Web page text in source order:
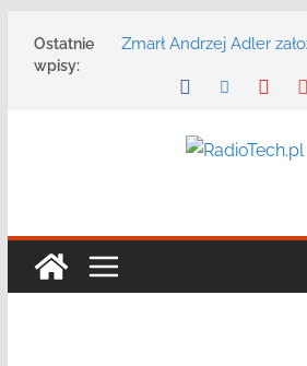
Ostatnie
wpisy:
Zmarł Andrzej Adler
Radmor – największy
DGT wraz z partnerami
konferencję:
bezpieczeństwa